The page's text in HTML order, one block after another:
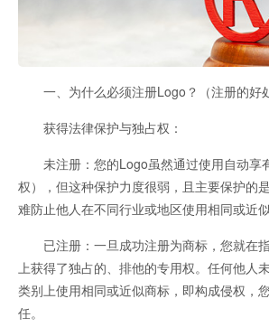
一、为什么必须注册Logo？（注册的好处
获得法律保护与独占权：
未注册：您的Logo虽然通过使用自动享
权），但这种保护力度很弱，且主要保护的
难防止他人在不同行业或地区使用相同或近似
已注册：一旦成功注册为商标，您就在
上获得了独占的、排他的专用权。任何他人
类别上使用相同或近似商标，即构成侵权，
任。